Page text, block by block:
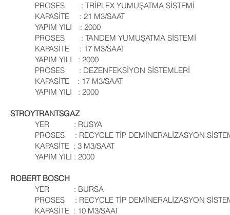
PROSES : TRİPLEX YUMUŞATMA SİSTEMİ
KAPASİTE : 21 M3/SAAT
YAPIM YILI : 2000
PROSES : TANDEM YUMUŞATMA SİSTEMİ
KAPASİTE : 17 M3/SAAT
YAPIM YILI : 2000
PROSES : DEZENFEKSİYON SİSTEMLERİ
KAPASİTE : 17 M3/SAAT
YAPIM YILI : 2000
STROYTRANTSGAZ
YER : RUSYA
PROSES : RECYCLE TİP DEMİNERALİZASYON
KAPASİTE : 3 M3/SAAT
YAPIM YILI : 2000
ROBERT BOSCH
YER : BURSA
PROSES : RECYCLE TİP DEMİNERALİZASYON
KAPASİTE : 10 M3/SAAT